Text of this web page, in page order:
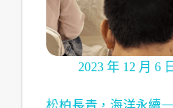
2023 年 12 月 6 日
松柏長青，海洋永續